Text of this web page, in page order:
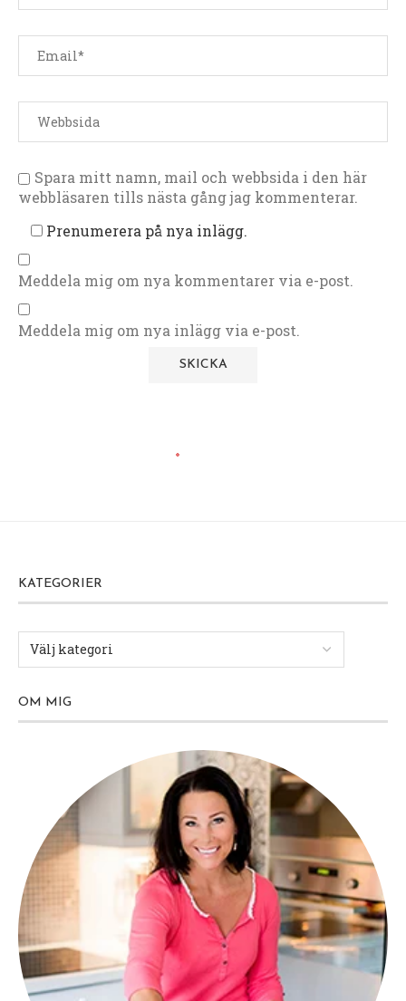
Spara mitt namn, mail och webbsida i den här
webbläsaren tills nästa gång jag kommenterar.
Prenumerera på nya inlägg.
Meddela mig om nya kommentarer via e-post.
Meddela mig om nya inlägg via e-post.
KATEGORIER
OM MIG